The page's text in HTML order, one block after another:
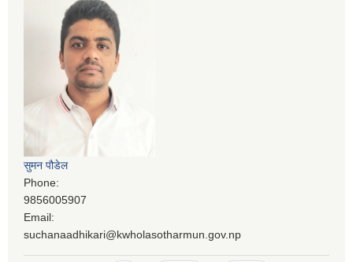
सुमन पौडेल
Phone:
9856005907
Email:
suchanaadhikari@kwholasotharmun.gov.np